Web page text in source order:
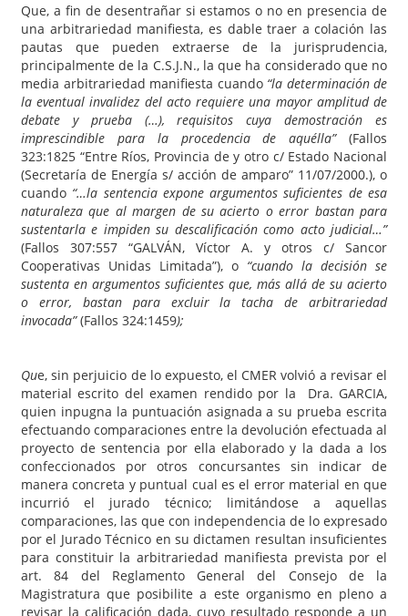
Que, a fin de desentrañar si estamos o no en presencia de
una arbitrariedad manifiesta, es dable traer a colación las
pautas que pueden extraerse de la jurisprudencia,
principalmente de la C.S.J.N., la que ha considerado que no
media arbitrariedad manifiesta cuando “la determinación de
la eventual invalidez del acto requiere una mayor amplitud de
debate y prueba (…), requisitos cuya demostración es
imprescindible para la procedencia de aquélla”(Fallos
323:1825 “Entre Ríos, Provincia de y otro c/ Estado Nacional
(Secretaría de Energía s/ acción de amparo” 11/07/2000.), o
cuando “…la sentencia expone argumentos suficientes de esa
naturaleza que ­al margen de su acierto o error­ bastan para
sustentarla e impiden su descalificación como acto judicial…”
(Fallos 307:557 “GALVÁN, Víctor A. y otros c/ Sancor
Cooperativas Unidas Limitada”), o “cuando la decisión se
sustenta en argumentos suficientes que, más allá de su acierto
o error, bastan para excluir la tacha de arbitrariedad
invocada”(Fallos 324:1459);
Que, sin perjuicio de lo expuesto, el CMER volvió a revisar el
material escrito del examen rendido por la Dra. GARCIA,
quien inpugna la puntuación asignada a su prueba escrita
efectuando comparaciones entre la devolución efectuada al
proyecto de sentencia por ella elaborado y la dada a los
confeccionados por otros concursantes sin indicar de
manera concreta y puntual cual es el error material en que
incurrió el jurado técnico; limitándose a aquellas
comparaciones, las que con independencia de lo expresado
por el Jurado Técnico en su dictamen resultan insuficientes
para constituir la arbitrariedad manifiesta prevista por el
art. 84 del Reglamento General del Consejo de la
Magistratura que posibilite a este organismo en pleno a
revisar la calificación dada, cuyo resultado responde a un